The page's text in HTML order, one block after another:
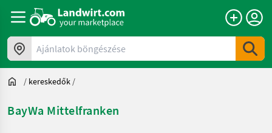
Ajánlatok böngészése
/ kereskedők /
BayWa Mittelfranken